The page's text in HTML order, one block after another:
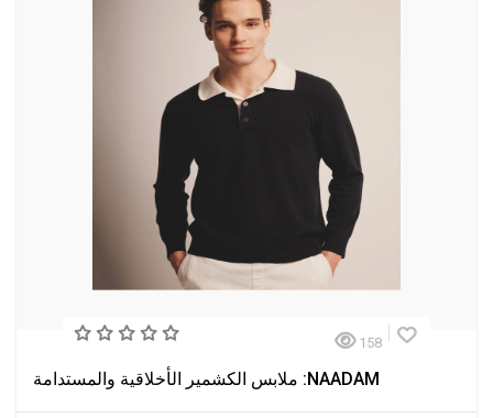
158
NAADAM: ملابس الكشمير الأخلاقية والمستدامة